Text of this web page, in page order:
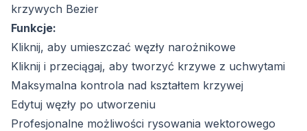
krzywych Bezier
Funkcje:
Kliknij, aby umieszczać węzły narożnikowe
Kliknij i przeciągaj, aby tworzyć krzywe z uchwytami
Maksymalna kontrola nad kształtem krzywej
Edytuj węzły po utworzeniu
Profesjonalne możliwości rysowania wektorowego